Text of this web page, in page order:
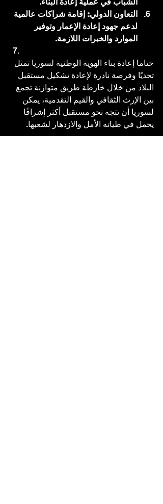
التعاون الدولي: إقامة شراكات عالمية
لدعم جهود إعادة الإعمار وتوفير
الموارد والخبرات اللازمة.
ختاما إعادة بناء الهوية الوطنية لسوريا تمثل
تحديًا وفرصة نادرة لإعادة تشكيل مستقبل
البلاد من خلال خارطة طريق متوازنة تجمع
بين الإرث الثقافي والقيم التقدمية، يمكن
لسوريا أن تتجه نحو مستقبل أكثر إشراقًا
يحمل في طياته الأمل والازدهار لشعبها.